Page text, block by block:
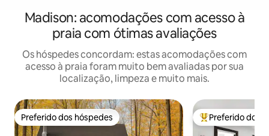
Madison: acomodações com acesso à
praia com ótimas avaliações
Os hóspedes concordam: estas acomodações com
acesso à praia foram muito bem avaliadas por sua
localização, limpeza e muito mais.
Preferido dos hóspedes
Preferido dos hóspedes Entre os
Preferido dos